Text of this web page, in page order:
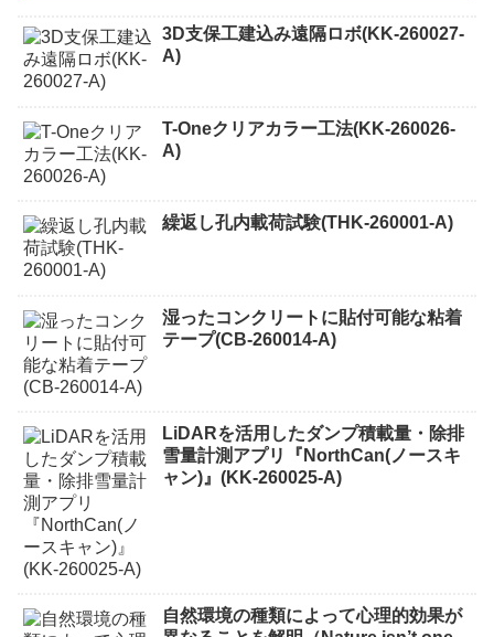
3D支保工建込み遠隔ロボ(KK-260027-
A)
T-Oneクリアカラー工法(KK-260026-
A)
繰返し孔内載荷試験(THK-260001-A)
湿ったコンクリートに貼付可能な粘着
テープ(CB-260014-A)
LiDARを活用したダンプ積載量・除排
雪量計測アプリ『NorthCan(ノースキ
ャン)』(KK-260025-A)
自然環境の種類によって心理的効果が